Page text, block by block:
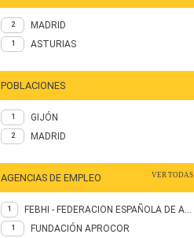
2 MADRID
1 ASTURIAS
POBLACIONES
1 GIJÓN
2 MADRID
AGENCIAS DE EMPLEO VER TODAS
1 FEBHI - FEDERACION ESPAÑOLA DE ASOCIACIONES DE ESPINA BIFIDA E HIDROCEFALIA
1 FUNDACIÓN APROCOR